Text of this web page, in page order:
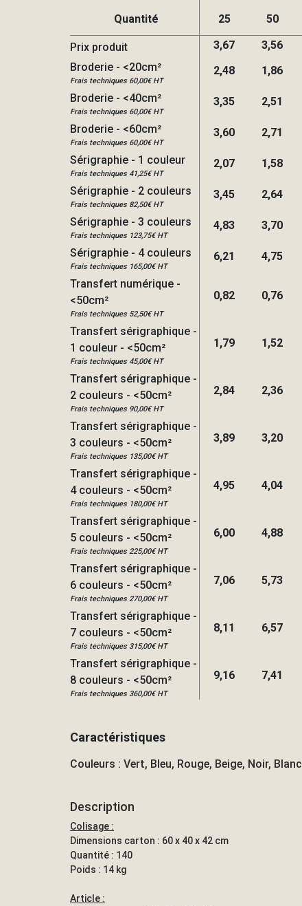
Quantité 25 50
Prix produit 3,67 3,56
Broderie - <20cm²
Frais techniques 60,00€ HT
2,48 1,86
Broderie - <40cm²
Frais techniques 60,00€ HT
3,35 2,51
Broderie - <60cm²
Frais techniques 60,00€ HT
3,60 2,71
Sérigraphie - 1 couleur
Frais techniques 41,25€ HT
2,07 1,58
Sérigraphie - 2 couleurs
Frais techniques 82,50€ HT
3,45 2,64
Sérigraphie - 3 couleurs
Frais techniques 123,75€ HT
4,83 3,70
Sérigraphie - 4 couleurs
Frais techniques 165,00€ HT
6,21 4,75
Transfert numérique -
<50cm²
Frais techniques 52,50€ HT
0,82 0,76
Transfert sérigraphique -
1 couleur - <50cm²
Frais techniques 45,00€ HT
1,79 1,52
Transfert sérigraphique -
2 couleurs - <50cm²
Frais techniques 90,00€ HT
2,84 2,36
Transfert sérigraphique -
3 couleurs - <50cm²
Frais techniques 135,00€ HT
3,89 3,20
Transfert sérigraphique -
4 couleurs - <50cm²
Frais techniques 180,00€ HT
4,95 4,04
Transfert sérigraphique -
5 couleurs - <50cm²
Frais techniques 225,00€ HT
6,00 4,88
Transfert sérigraphique -
6 couleurs - <50cm²
Frais techniques 270,00€ HT
7,06 5,73
Transfert sérigraphique -
7 couleurs - <50cm²
Frais techniques 315,00€ HT
8,11 6,57
Transfert sérigraphique -
8 couleurs - <50cm²
Frais techniques 360,00€ HT
9,16 7,41
Caractéristiques
Couleurs : Vert, Bleu, Rouge, Beige, Noir, Blanc
Description
Colisage :
Dimensions carton : 60 x 40 x 42 cm
Quantité : 140
Poids : 14 kg
Article :